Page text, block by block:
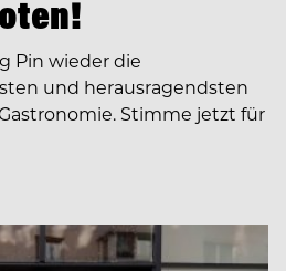
Pin wieder die
und herausragendsten
Stimme jetzt für